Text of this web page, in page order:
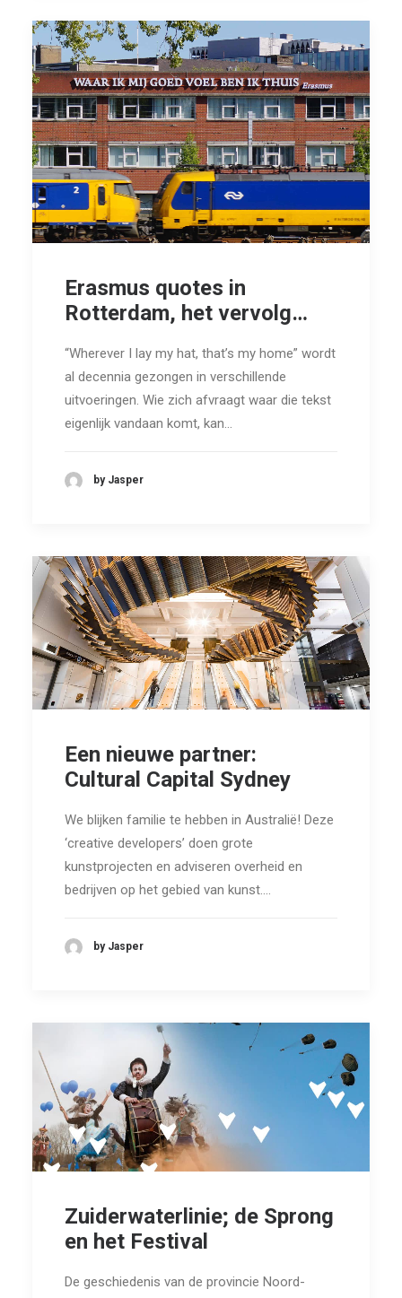
Erasmus quotes in
Rotterdam, het vervolg…
“Wherever I lay my hat, that’s my home” wordt
al decennia gezongen in verschillende
uitvoeringen. Wie zich afvraagt waar die tekst
eigenlijk vandaan komt, kan…
by Jasper
Een nieuwe partner:
Cultural Capital Sydney
We blijken familie te hebben in Australië! Deze
‘creative developers’ doen grote
kunstprojecten en adviseren overheid en
bedrijven op het gebied van kunst.…
by Jasper
Zuiderwaterlinie; de Sprong
en het Festival
De geschiedenis van de provincie Noord-